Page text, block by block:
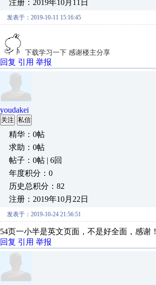
注册：2019年10月11日
发表于：2019-10-11 15:16:45
下载学习一下 感谢楼主分享
回复 引用 举报
youdakei
关注 私信
精华：0帖
求助：0帖
帖子：0帖 | 6回
年度积分：0
历史总积分：82
注册：2019年10月22日
发表于：2019-10-24 21:56:51
54页一小半是英文页面，不是好全面，感谢！
回复 引用 举报